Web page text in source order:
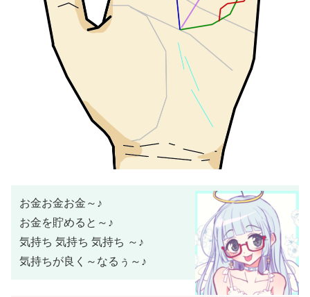
お金お金お金～♪
お金を貯めると～♪
気持ち 気持ち 気持ち ～♪
気持ちが良く～なるぅ～♪